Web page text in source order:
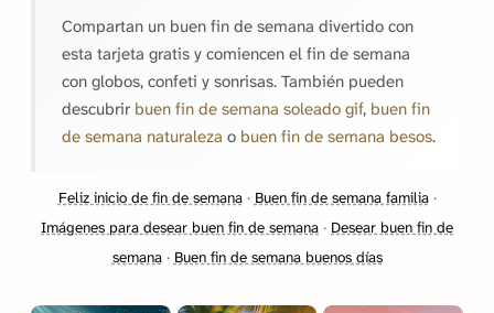
Compartan un buen fin de semana divertido con
esta tarjeta gratis y comiencen el fin de semana
con globos, confeti y sonrisas. También pueden
descubrir buen fin de semana soleado gif, buen fin
de semana naturaleza o buen fin de semana besos.
Feliz inicio de fin de semana· Buen fin de semana familia·
Imágenes para desear buen fin de semana · Desear buen fin de
semana· Buen fin de semana buenos días